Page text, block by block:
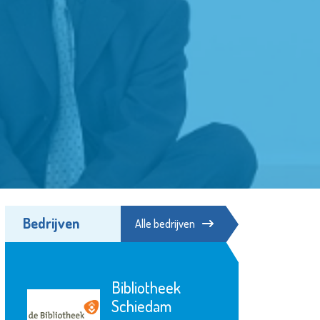
Bedrijven Alle bedrijven
Bibliotheek
Schiedam